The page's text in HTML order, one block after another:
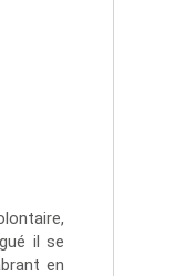
il se
en